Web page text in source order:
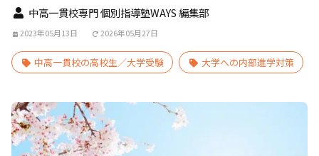
中高一貫校専門 個別指導塾WAYS 編集部
2023年05月13日 2026年05月27日
中高一貫校の高校生／大学受験 大学への内部進学対策